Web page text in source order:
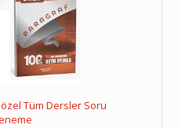
Tüm Dersler Soru